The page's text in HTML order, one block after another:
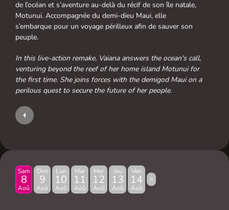
de l’océan et s’aventure au-delà du récif de son île natale,
Motunui. Accompagnée du demi-dieu Maui, elle
s’embarque pour un voyage périlleux afin de sauver son
peuple.
In this live-action remake, Vaiana answers the ocean's call,
venturing beyond the reef of her home island Motunui for
the first time. She joins forces with the demigod Maui on a
perilous quest to secure the future of her people.
Sam
8
Aoû
Dim
9
Aoû
Lun
10
Aoû
Mar
11
Aoû
Mer
12
Aoû
Jeu
13
Aoû
Ven
14
Aoû
>